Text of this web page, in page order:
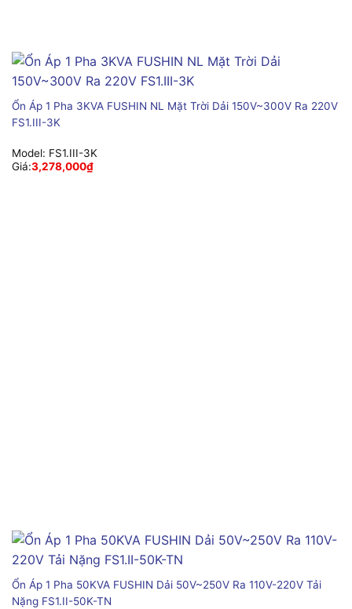
Ổn Áp 1 Pha 3KVA FUSHIN NL Mặt Trời Dải 150V~300V Ra 220V
FS1.III-3K
Model: FS1.III-3K
Giá:3,278,000₫
Ổn Áp 1 Pha 50KVA FUSHIN Dải 50V~250V Ra 110V-220V Tải
Nặng FS1.II-50K-TN